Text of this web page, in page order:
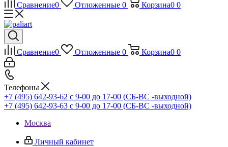
Сравнение0 Отложенные 0 Корзина0 0
Сравнение0 Отложенные 0 Корзина0 0
Телефоны
+7 (495) 642-93-62 c 9-00 до 17-00 (СБ-ВС -выходной)
+7 (495) 642-93-63 c 9-00 до 17-00 (СБ-ВС -выходной)
Москва
Личный кабинет